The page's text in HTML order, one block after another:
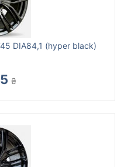
DIA84,1 (hyper black)
₴